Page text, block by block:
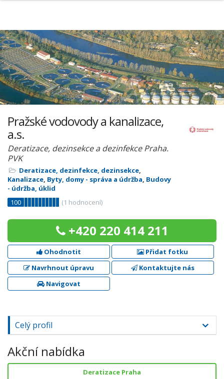
Pražské vodovody a kanalizace,
a.s.
Deratizace, dezinsekce a dezinfekce Praha.
PVK
Deratizace, dezinfekce, dezinsekce,
Kanalizace, Byty, domy - správa a údržba, Budovy
- údržba, úklid
100
(1 hodnocení)
+420 220 414 211
Ohodnotit
Přidat fotku
Navrhnout úpravu
Kontaktujte nás
Navigovat
Celý profil
Akční nabídka
Deratizace Praha